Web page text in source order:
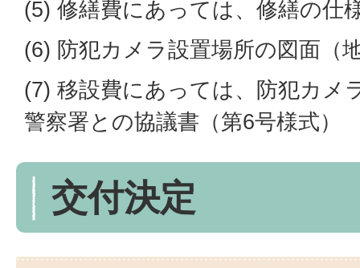
(5) 修繕費にあっては、修繕の仕
(6) 防犯カメラ設置場所の図面（
(7) 移設費にあっては、防犯カメ
警察署との協議書（第6号様式）
交付決定